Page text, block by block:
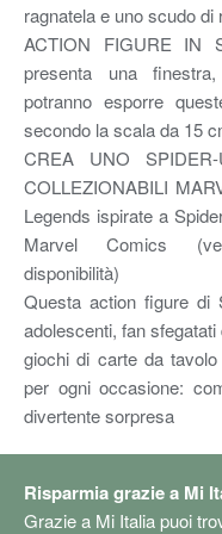
ragnatela e uno scudo di
ACTION FIGURE IN
presenta una
potranno esporre
secondo la scala da 15
CREA UNO
COLLEZIONABILI
Legends ispirate a
Marvel Comics
disponibilità)
Questa action figure di
adolescenti, fan
giochi di carte da
per ogni occasione:
divertente sorpresa
Risparmia grazie a Mi
Grazie a Mi Italia puoi